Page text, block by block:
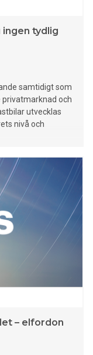
ingen tydlig
samtidigt som
privatmarknad och
utvecklas
nivå och
– elfordon